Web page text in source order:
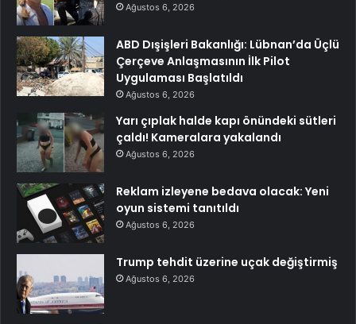
Ağustos 6, 2026
ABD Dışişleri Bakanlığı: Lübnan’da Üçlü
Çerçeve Anlaşmasının İlk Pilot
Uygulaması Başlatıldı
Ağustos 6, 2026
Yarı çıplak halde kapı önündeki sütleri
çaldı! Kameralara yakalandı
Ağustos 6, 2026
Reklam izleyene bedava olacak: Yeni
oyun sistemi tanıtıldı
Ağustos 6, 2026
Trump tehdit üzerine uçak değiştirmiş
Ağustos 6, 2026